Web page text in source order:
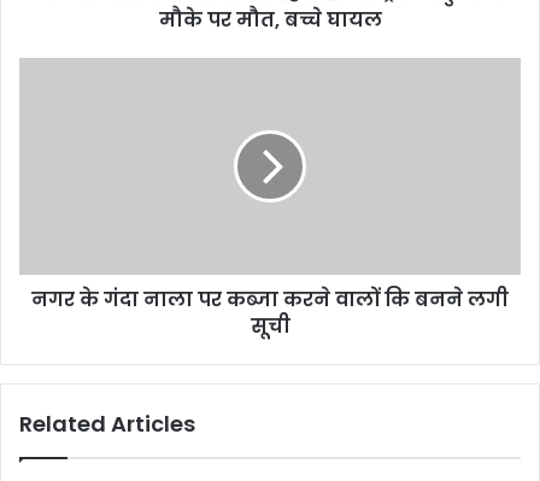
मौके पर मौत, बच्चे घायल
नगर के गंदा नाला पर कब्जा करने वालों कि बनने लगी
सूची
Related Articles